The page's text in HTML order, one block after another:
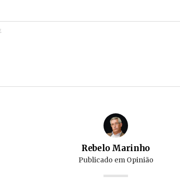
Rebelo Marinho
Publicado em Opinião